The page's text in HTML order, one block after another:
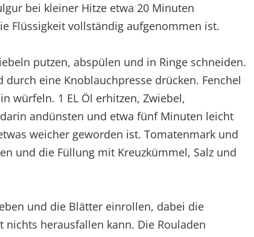
bei kleiner Hitze etwa 20 Minuten
Flüssigkeit vollständig aufgenommen ist.
putzen, abspülen und in Ringe schneiden.
durch eine Knoblauchpresse drücken. Fenchel
würfeln. 1 EL Öl erhitzen, Zwiebel,
andünsten und etwa fünf Minuten leicht
weicher geworden ist. Tomatenmark und
und die Füllung mit Kreuzkümmel, Salz und
und die Blätter einrollen, dabei die
nichts herausfallen kann. Die Rouladen